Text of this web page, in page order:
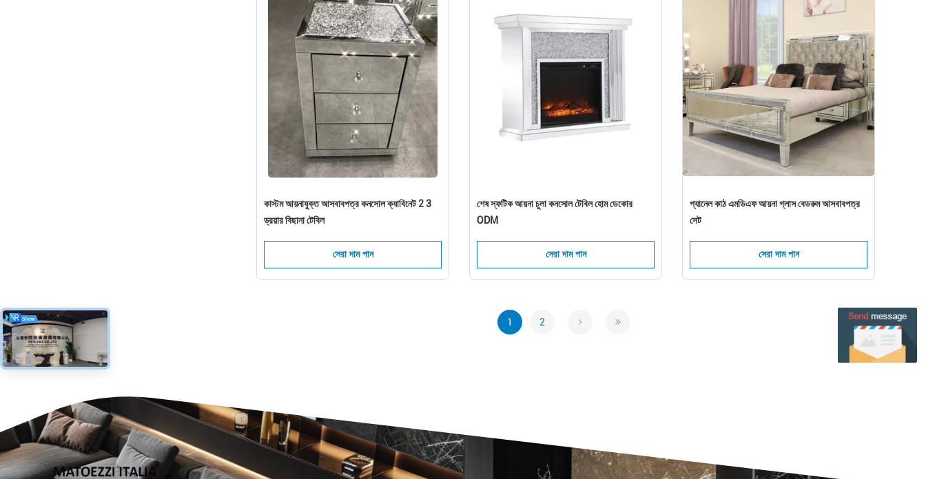
কাস্টম আয়নাযুক্ত আসবাবপত্র কনসোল ক্যাবিনেট 2 3
ড্রয়ার বিছানা টেবিল
সেরা দাম পান
শেষ স্ফটিক আয়না চুলা কনসোল টেবিল হোম ডেকোর
ODM
সেরা দাম পান
প্যানেল কাঠ এমডিএফ আয়না গ্লাস বেডরুম আসবাবপত্র
সেট
সেরা দাম পান
1 2